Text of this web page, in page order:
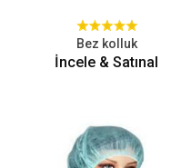
Bez kolluk
İncele & Satınal